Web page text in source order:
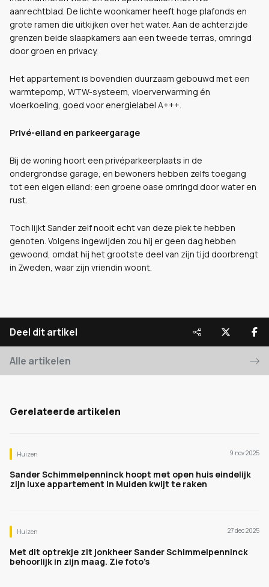
aanrechtblad. De lichte woonkamer heeft hoge plafonds en
grote ramen die uitkijken over het water. Aan de achterzijde
grenzen beide slaapkamers aan een tweede terras, omringd
door groen en privacy.
Het appartement is bovendien duurzaam gebouwd met een
warmtepomp, WTW-systeem, vloerverwarming én
vloerkoeling, goed voor energielabel A+++.
Privé-eiland en parkeergarage
Bij de woning hoort een privéparkeerplaats in de
ondergrondse garage, en bewoners hebben zelfs toegang
tot een eigen eiland: een groene oase omringd door water en
rust.
Toch lijkt Sander zelf nooit echt van deze plek te hebben
genoten. Volgens ingewijden zou hij er geen dag hebben
gewoond, omdat hij het grootste deel van zijn tijd doorbrengt
in Zweden, waar zijn vriendin woont.
Deel dit artikel
Alle artikelen
Gerelateerde artikelen
Huizen 9 nov 2025
Sander Schimmelpenninck hoopt met open huis eindelijk
zijn luxe appartement in Muiden kwijt te raken
Huizen 27 dec 2025
Met dit optrekje zit jonkheer Sander Schimmelpenninck
behoorlijk in zijn maag. Zie foto's